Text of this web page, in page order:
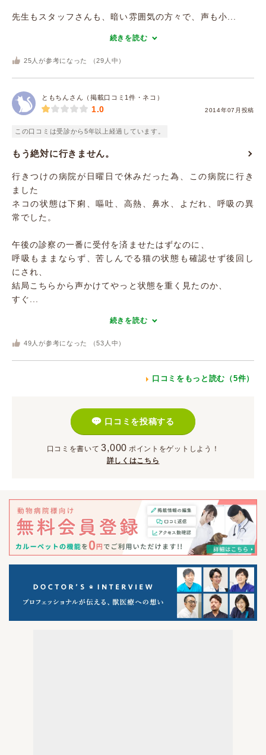
先生もスタッフさんも、暗い雰囲気の方々で、声も小...
続きを読む
25 人が参考になった （29 人中）
ともちんさん（掲載口コミ1件・ネコ）
2014年07月投稿
1.0
この口コミは受診から5年以上経過しています。
もう絶対に行きません。
行きつけの病院が日曜日で休みだった為、この病院に行き
ました
ネコの状態は下痢、嘔吐、高熱、鼻水、よだれ、呼吸の異
常でした。
午後の診察の一番に受付を済ませたはずなのに、
呼吸もままならず、苦しんでる猫の状態も確認せず後回し
にされ、
結局こちらから声かけてやっと状態を重く見たのか、
すぐ...
続きを読む
49 人が参考になった （53 人中）
口コミをもっと読む（5件）
口コミを投稿する
口コミを書いて 3,000 ポイント をゲットしよう！
詳しくはこちら